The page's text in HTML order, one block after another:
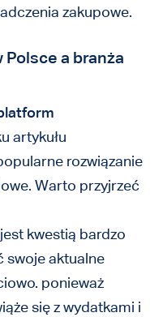
zakupowe.
a branża
artykułu
rozwiązanie
Warto przyjrzeć
kwestią bardzo
swoje aktualne
ponieważ
się z wydatkami i